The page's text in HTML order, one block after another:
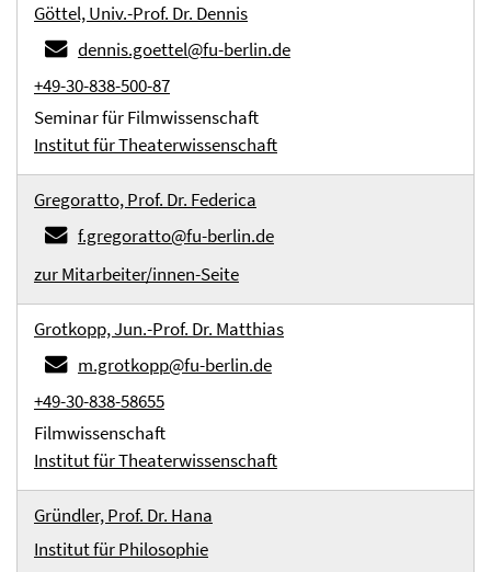
Göttel, Univ.-Prof. Dr. Dennis
dennis.goettel@fu-berlin.de
+49-30-838-500-87
Seminar für Filmwissenschaft
Institut für Theaterwissenschaft
Gregoratto, Prof. Dr. Federica
f.gregoratto@fu-berlin.de
zur Mitarbeiter/innen-Seite
Grotkopp, Jun.-Prof. Dr. Matthias
m.grotkopp@fu-berlin.de
+49-30-838-58655
Filmwissenschaft
Institut für Theaterwissenschaft
Gründler, Prof. Dr. Hana
Institut für Philosophie